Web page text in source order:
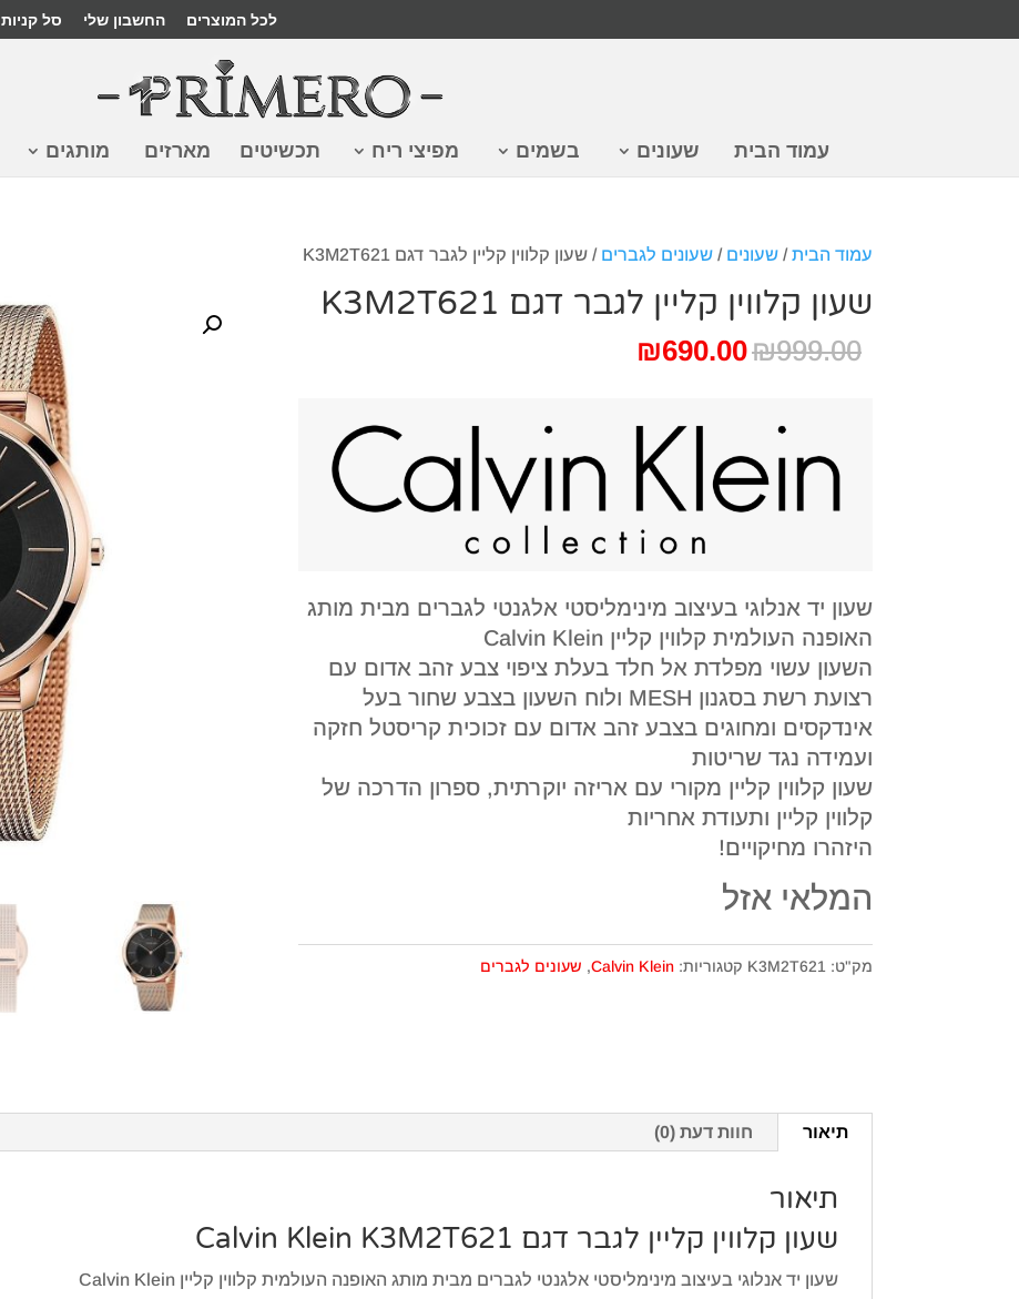
לכל המוצרים החשבון שלי סל קניות
עמוד הבית שעונים בשמים מפיצי ריח תכשיטים מארזים מותגים
עמוד הבית/ שעונים / שעונים לגברים / שעון קלווין קליין לגבר דגם K3M2T621
שעון קלווין קליין לגבר דגם K3M2T621
₪999.00
המחיר
₪999.00.
₪690.00
₪690.00.
שעון יד אנלוגי בעיצוב מינימליסטי אלגנטי לגברים מבית מותג
האופנה העולמית קלווין קליין Calvin Klein
השעון עשוי מפלדת אל חלד בעלת ציפוי צבע זהב אדום עם
רצועת רשת בסגנון MESH ולוח השעון בצבע שחור בעל
אינדקסים ומחוגים בצבע זהב אדום עם זכוכית קריסטל חזקה
ועמידה נגד שריטות
שעון קלווין קליין מקורי עם אריזה יוקרתית, ספרון הדרכה של
קלווין קליין ותעודת אחריות
היזהרו מחיקויים!
המלאי אזל
מק"ט: K3M2T621 קטגוריות: Calvin Klein
, שעונים לגברים
תיאור חוות דעת (0)
תיאור
שעון קלווין קליין לגבר דגם Calvin Klein K3M2T621
שעון יד אנלוגי בעיצוב מינימליסטי אלגנטי לגברים מבית מותג האופנה העולמית קלווין קליין Calvin Klein